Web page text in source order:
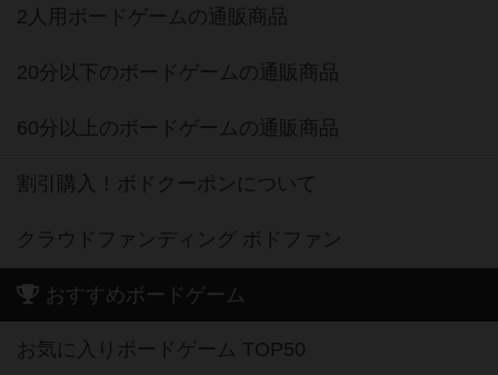
2人用ボードゲームの通販商品
20分以下のボードゲームの通販商品
60分以上のボードゲームの通販商品
割引購入！ボドクーポンについて
クラウドファンディング ボドファン
おすすめボードゲーム
お気に入りボードゲーム TOP50